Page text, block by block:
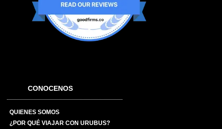
CONOCENOS
QUIENES SOMOS
¿POR QUÉ VIAJAR CON URUBUS?